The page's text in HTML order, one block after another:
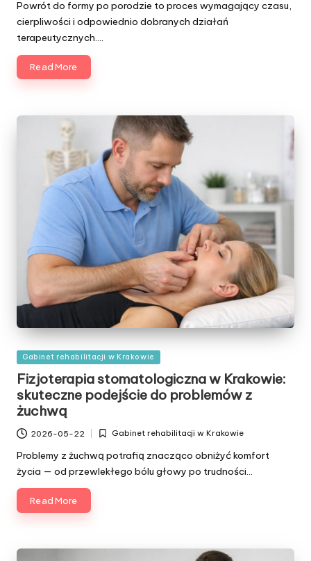
Powrót do formy po porodzie to proces wymagający czasu,
cierpliwości i odpowiednio dobranych działań
terapeutycznych.…
Read More
Posted
in
Gabinet rehabilitacji w Krakowie
Fizjoterapia stomatologiczna w Krakowie:
skuteczne podejście do problemów z
żuchwą
2026-05-22
PostedGabinet rehabilitacji w Krakowie
Problemy z żuchwą potrafią znacząco obniżyć komfort
życia — od przewlekłego bólu głowy po trudności…
Read More